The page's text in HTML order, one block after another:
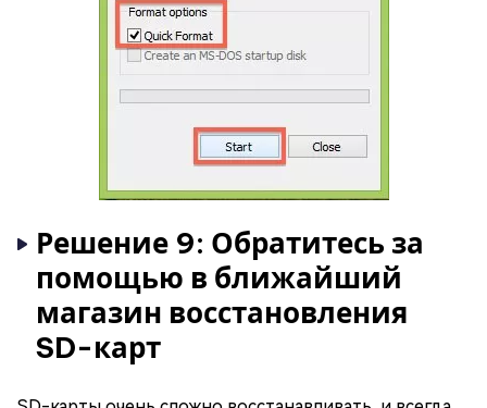
Решение 9: Обратитесь за
помощью в ближайший
магазин восстановления
SD-карт